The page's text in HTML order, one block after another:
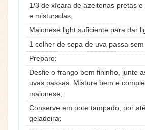
1/3 de xícara de azeitonas pretas
e misturadas;
Maionese light suficiente para dar
1 colher de sopa de uva passa sem
Preparo:
Desfie o frango bem fininho, junte
uvas passas. Misture bem e
maionese;
Conserve em pote tampado, por
geladeira;